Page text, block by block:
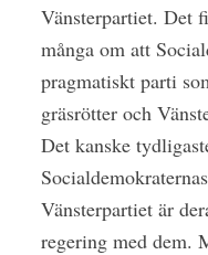
Vänsterpartiet. Det
många om att
pragmatiskt parti
gräsrötter och
Det kanske
Vänsterpartiet är
regering med dem.